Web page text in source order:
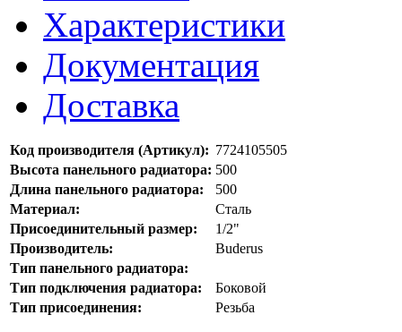
Характеристики
Документация
Доставка
Код производителя (Артикул): 7724105505
Высота панельного радиатора: 500
Длина панельного радиатора:
500
Материал:
Сталь
Присоединительный размер:
1/2"
Производитель:
Buderus
Тип панельного радиатора:
Тип подключения радиатора:
Боковой
Тип присоединения:
Резьба